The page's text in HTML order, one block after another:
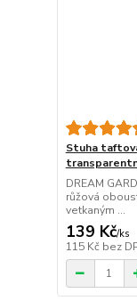
Stuha
DREAM
růžová
vetkaným ...
139 Kč/ks
115 Kč bez